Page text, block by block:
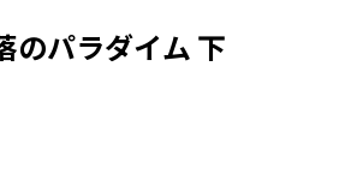
のパラダイム 下